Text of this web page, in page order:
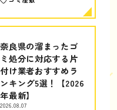
奈良県の溜まったゴ
ミ処分に対応する片
付け業者おすすめラ
ンキング5選！【2026
年最新】
2026.08.07